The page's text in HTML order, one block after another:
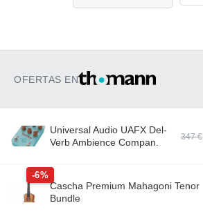
OFERTAS EN
Universal Audio UAFX Del-
Verb Ambience Compan.
347 €
-6%
Cascha Premium Mahagoni Tenor
Bundle